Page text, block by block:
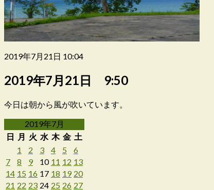
2019年7月21日 10:04
2019年7月21日 9:50
今日は朝から風が吹いています。
2019年7月
日 月 火 水 木 金 土
1
2 3 4 5
6
7
8 9 10 11 12 13
14 15 16 17 18 19 20
21 22 23 24 25 26 27